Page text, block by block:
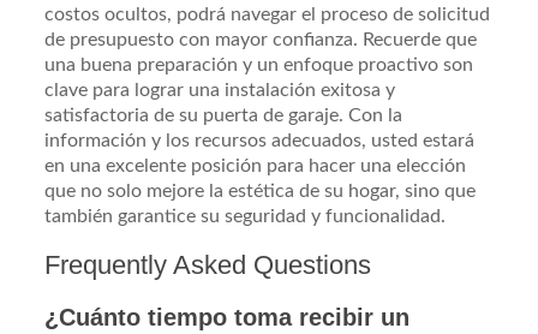
costos ocultos, podrá navegar el proceso de solicitud
de presupuesto con mayor confianza. Recuerde que
una buena preparación y un enfoque proactivo son
clave para lograr una instalación exitosa y
satisfactoria de su puerta de garaje. Con la
información y los recursos adecuados, usted estará
en una excelente posición para hacer una elección
que no solo mejore la estética de su hogar, sino que
también garantice su seguridad y funcionalidad.
Frequently Asked Questions
¿Cuánto tiempo toma recibir un